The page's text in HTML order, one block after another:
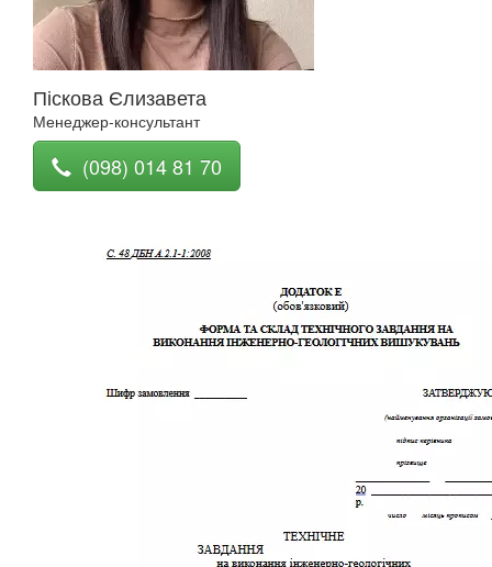
Піскова Єлизавета
Менеджер-консультант
(098) 014 81 70